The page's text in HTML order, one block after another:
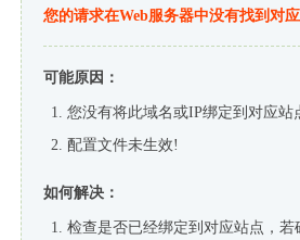
您的请求在Web服务器中没有找到对
可能原因：
您没有将此域名或IP绑定到对应站
配置文件未生效!
如何解决：
检查是否已经绑定到对应站点，